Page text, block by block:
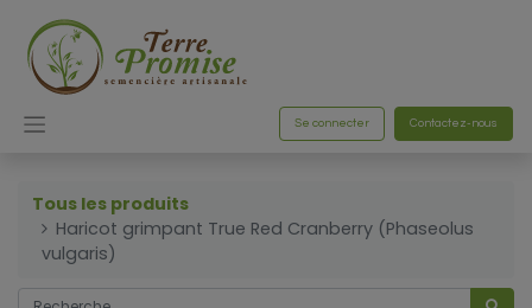
Se connecter Contactez-nous
Tous les produits
Haricot grimpant True Red Cranberry (Phaseolus
vulgaris)